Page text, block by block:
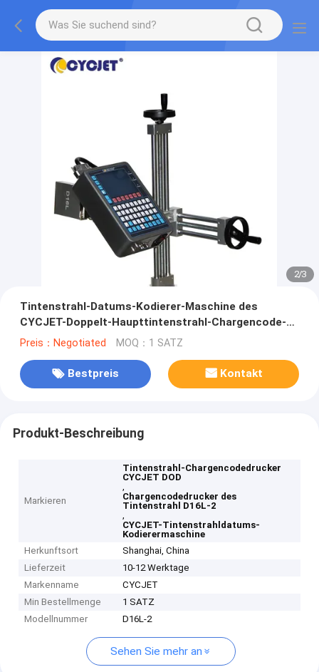
2/3
Tintenstrahl-Datums-Kodierer-Maschine des
CYCJET-Doppelt-Haupttintenstrahl-Chargencode-
Drucker-D16L-2
Preis：Negotiated MOQ：1 SATZ
Bestpreis Kontakt
Produkt-Beschreibung
Markieren
Tintenstrahl-Chargencodedrucker
CYCJET DOD
,
Chargencodedrucker des
Tintenstrahl D16L-2
,
CYCJET-Tintenstrahldatums-
Kodierermaschine
Herkunftsort
Shanghai, China
Lieferzeit
10-12 Werktage
Markenname
CYCJET
Min Bestellmenge
1 SATZ
Modellnummer
D16L-2
Sehen Sie mehr an